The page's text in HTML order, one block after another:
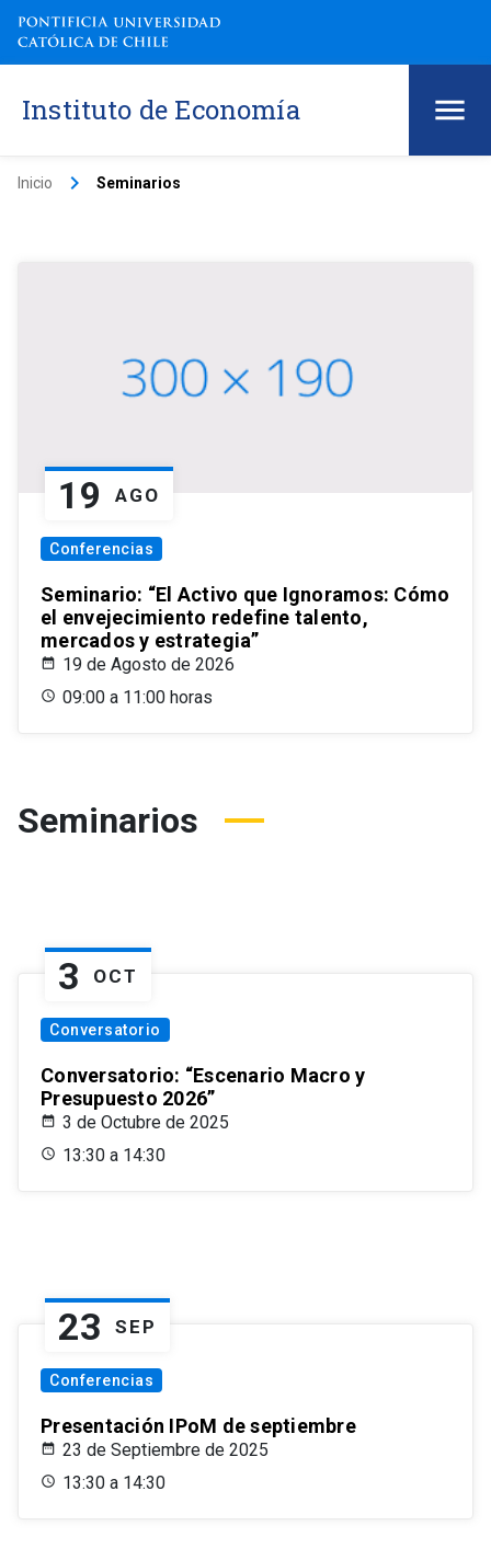
Instituto de Economía
Inicio keyboard_arrow_right Seminarios
19 AGO
Conferencias
Seminario: “El Activo que Ignoramos: Cómo
el envejecimiento redefine talento,
mercados y estrategia”
19 de Agosto de 2026
09:00 a 11:00 horas
Seminarios
3 OCT
Conversatorio
Conversatorio: “Escenario Macro y
Presupuesto 2026”
3 de Octubre de 2025
13:30 a 14:30
23 SEP
Conferencias
Presentación IPoM de septiembre
23 de Septiembre de 2025
13:30 a 14:30